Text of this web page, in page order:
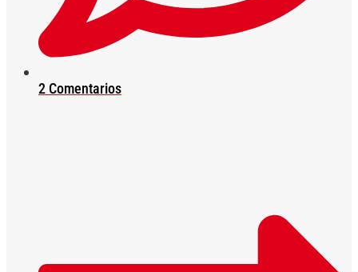
2 Comentarios